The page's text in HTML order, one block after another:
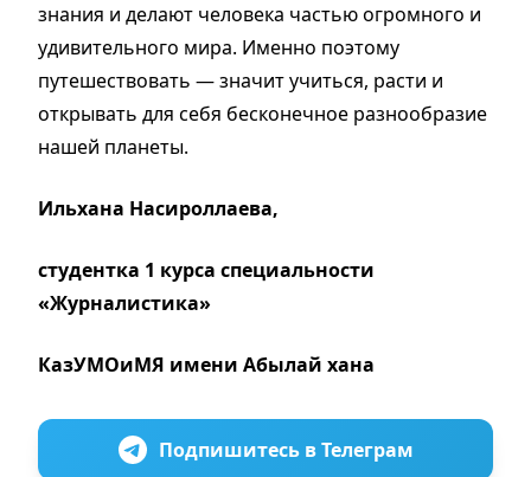
знания и делают человека частью огромного и
удивительного мира. Именно поэтому
путешествовать — значит учиться, расти и
открывать для себя бесконечное разнообразие
нашей планеты.
Ильхана Насироллаева,
студентка 1 курса специальности
«Журналистика»
КазУМОиМЯ имени Абылай хана
Подпишитесь в Телеграм